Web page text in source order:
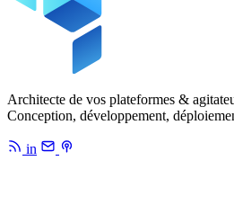
Architecte de vos plateformes &
Conception, développement,
in